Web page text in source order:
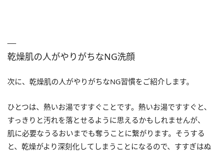
乾燥肌の人がやりがちなNG洗顔
次に、乾燥肌の人がやりがちなNG習慣をご紹介します。
ひとつは、熱いお湯ですすぐことです。熱いお湯ですすぐと、
すっきりと汚れを落とせるように思えるかもしれませんが、
肌に必要なうるおいまでも奪うことに繋がります。そうする
と、乾燥がより深刻化してしまうことになるので、すすぎはぬ